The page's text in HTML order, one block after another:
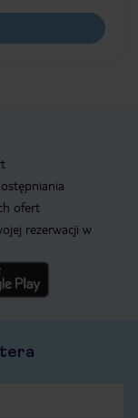
ofert
rezerwacji w